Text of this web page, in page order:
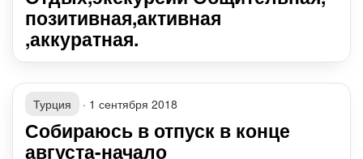
позитивная,активная
,аккуратная.
Турция · 1 сентября 2018
Собираюсь в отпуск в конце
августа-начало